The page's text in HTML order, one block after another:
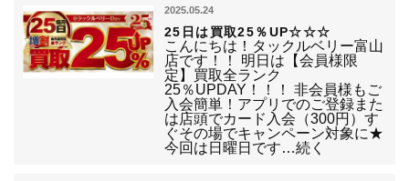
2025.05.24
25日は買取25％UP☆☆☆
こんにちは！タックルベリー富山
店です！！ 明日は【会員様限
定】買取全ランク
25％UPDAY！！！ 非会員様もご
入会簡単！アプリでのご登録また
は店頭でカード入会（300円）す
ぐその場でキャンペーン対象に★
今回は日曜日です…続く